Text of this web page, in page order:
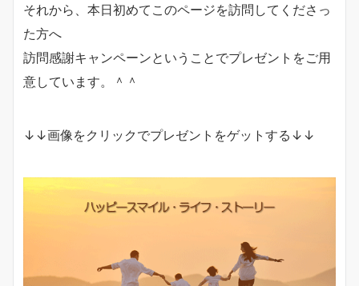
それから、本日初めてこのページを訪問してくださっ
た方へ
訪問感謝キャンペーンということでプレゼントをご用
意しています。＾＾
↓↓画像をクリックでプレゼントをゲットする↓↓